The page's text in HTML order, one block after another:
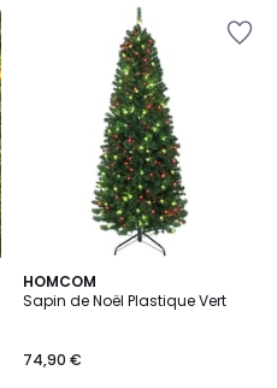
HOMCOM
Sapin de Noël Plastique Vert
74,90 €